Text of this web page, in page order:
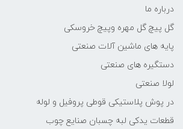
درباره ما
گل پیچ گل مهره وپیچ خروسکی
پایه های ماشین آلات صنعتی
دستگیره های صنعتی
لولا صنعتی
در پوش پلاستیکی قوطی پروفیل و لوله
قطعات یدکی لبه چسبان صنایع چوب